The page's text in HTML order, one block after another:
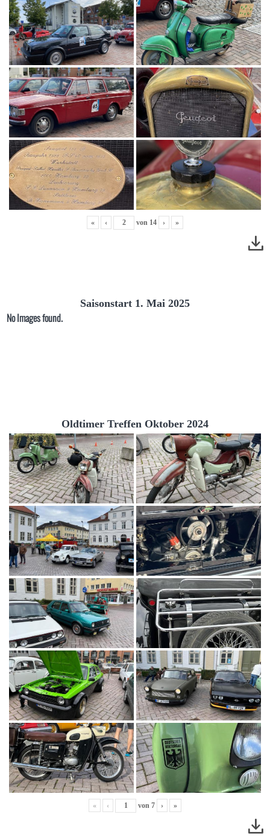
« ‹ von 14 › »
Saisonstart 1. Mai 2025
No Images found.
Oldtimer Treffen Oktober 2024
« ‹ von 7 › »